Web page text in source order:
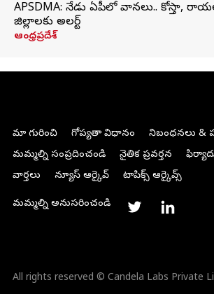
APSDMA: నేడు ఏపీలో వానలు.. కోస్తా,
జిల్లాలకు అలర్ట్
ఆంధ్రప్రదేశ్
మా గురించి గోప్యతా విధానం
నిబంధనలు &
మమ్మల్ని సంప్రదించండి
నైతిక ప్రవర్తన
వార్తలు
న్యూస్ ఆర్కైవ్ టాపిక్స్ ఆర్కైవ్స్
మమ్మల్ని అనుసరించండి
All rights reserved © Candela Labs Private